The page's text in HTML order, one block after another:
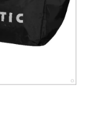
加入購物車